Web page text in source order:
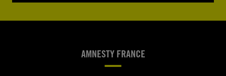
AMNESTY FRANCE